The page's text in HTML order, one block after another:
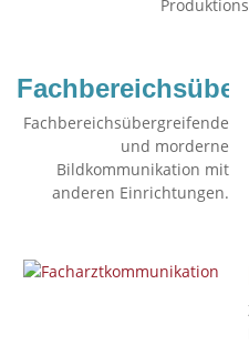
Fachbereichsübergreifende
und morderne
Bildkommunikation mit
anderen Einrichtungen.